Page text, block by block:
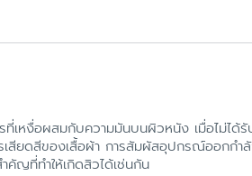
เหงื่อผสมกับความมันบนผิวหนัง เมื่อไม่ได้รั
ยดสีของเสื้อผ้า การสัมผัสอุปกรณ์ออกกำลั
คัญที่ทำให้เกิดสิวได้เช่นกัน